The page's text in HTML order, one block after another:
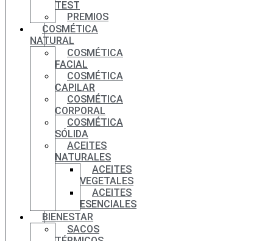
TEST
PREMIOS
COSMÉTICA
NATURAL
COSMÉTICA
FACIAL
COSMÉTICA
CAPILAR
COSMÉTICA
CORPORAL
COSMÉTICA
SÓLIDA
ACEITES
NATURALES
ACEITES
VEGETALES
ACEITES
ESENCIALES
BIENESTAR
SACOS